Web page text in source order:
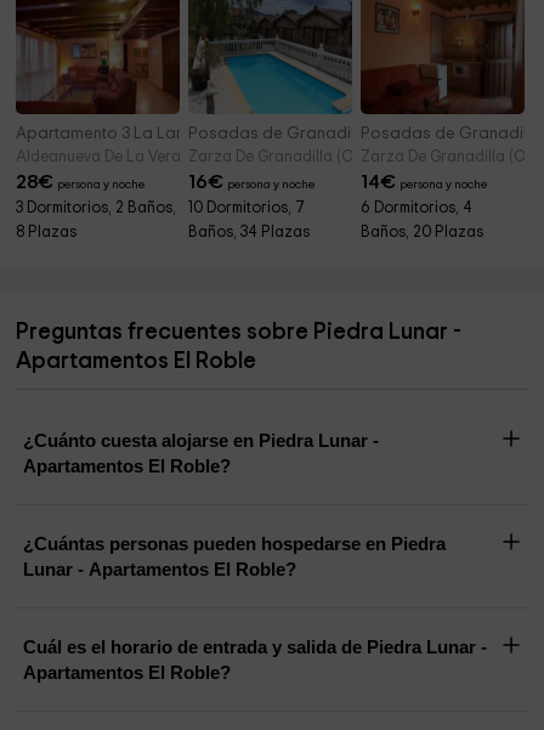
Apartamento 3 La Lancha
Aldeanueva De La Vera (Cáceres)
28€ persona y noche
3 Dormitorios, 2 Baños,
8 Plazas
Posadas de Granadilla - Casitas
Zarza De Granadilla (Cáceres)
16€ persona y noche
10 Dormitorios, 7
Baños, 34 Plazas
Posadas de
Zarza De Granadilla
14€ persona y noche
6 Dormitorios, 4
Baños, 20 Plazas
Preguntas frecuentes sobre Piedra Lunar -
Apartamentos El Roble
¿Cuánto cuesta alojarse en Piedra Lunar -
Apartamentos El Roble?
¿Cuántas personas pueden hospedarse en Piedra
Lunar - Apartamentos El Roble?
Cuál es el horario de entrada y salida de Piedra Lunar -
Apartamentos El Roble?